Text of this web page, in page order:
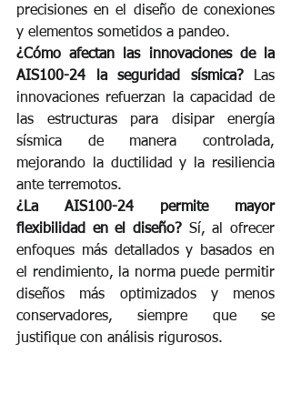
precisiones en el diseño de conexiones
y elementos sometidos a pandeo.
¿Cómo afectan las innovaciones de la
AIS100-24 la seguridad sísmica? Las
innovaciones refuerzan la capacidad de
las estructuras para disipar energía
sísmica de manera controlada,
mejorando la ductilidad y la resiliencia
ante terremotos.
¿La AIS100-24 permite mayor
flexibilidad en el diseño? Sí, al ofrecer
enfoques más detallados y basados en
el rendimiento, la norma puede permitir
diseños más optimizados y menos
conservadores, siempre que se
justifique con análisis rigurosos.